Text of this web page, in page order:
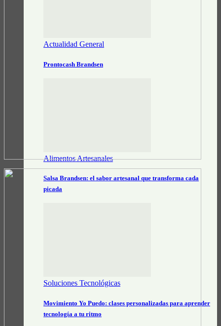
Actualidad General
Prontocash Brandsen
Alimentos Artesanales
Salsa Brandsen: el sabor artesanal que transforma cada
picada
Soluciones Tecnológicas
Movimiento Yo Puedo: clases personalizadas para aprender
tecnología a tu ritmo